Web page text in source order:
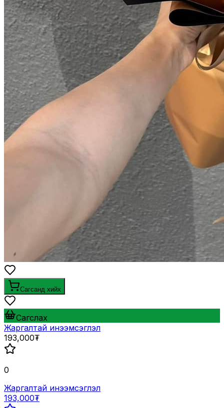
Сагсанд хийх
Сагслах
Жаргалтай инээмсэглэл
193,000₮
0
Жаргалтай инээмсэглэл
193,000₮